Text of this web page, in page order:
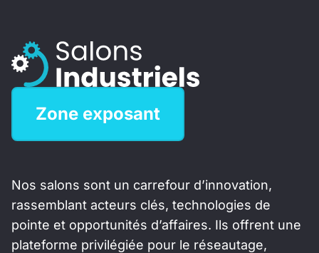
Zone exposant
Nos salons sont un carrefour d’innovation,
rassemblant acteurs clés, technologies de
pointe et opportunités d’affaires. Ils offrent une
plateforme privilégiée pour le réseautage,